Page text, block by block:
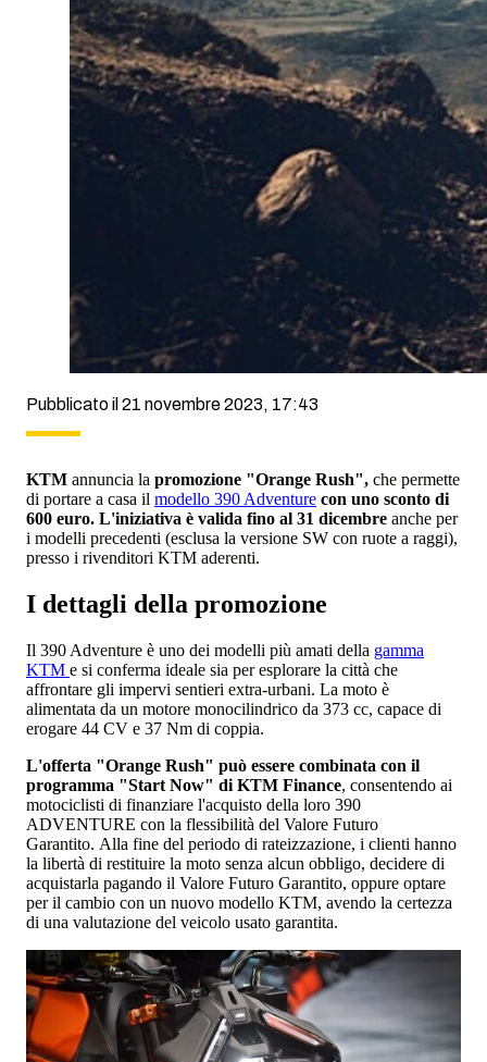
Pubblicato il 21 novembre 2023, 17:43
KTM annuncia la promozione "Orange Rush", che permette
di portare a casa il modello 390 Adventure con uno sconto di
600 euro. L'iniziativa è valida fino al 31 dicembre anche per
i modelli precedenti (esclusa la versione SW con ruote a raggi),
presso i rivenditori KTM aderenti.
I dettagli della promozione
Il 390 Adventure è uno dei modelli più amati della gamma
KTM e si conferma ideale sia per esplorare la città che
affrontare gli impervi sentieri extra-urbani. La moto è
alimentata da un motore monocilindrico da 373 cc, capace di
erogare 44 CV e 37 Nm di coppia.
L'offerta "Orange Rush" può essere combinata con il
programma "Start Now" di KTM Finance, consentendo ai
motociclisti di finanziare l'acquisto della loro 390
ADVENTURE con la flessibilità del Valore Futuro
Garantito. Alla fine del periodo di rateizzazione, i clienti hanno
la libertà di restituire la moto senza alcun obbligo, decidere di
acquistarla pagando il Valore Futuro Garantito, oppure optare
per il cambio con un nuovo modello KTM, avendo la certezza
di una valutazione del veicolo usato garantita.